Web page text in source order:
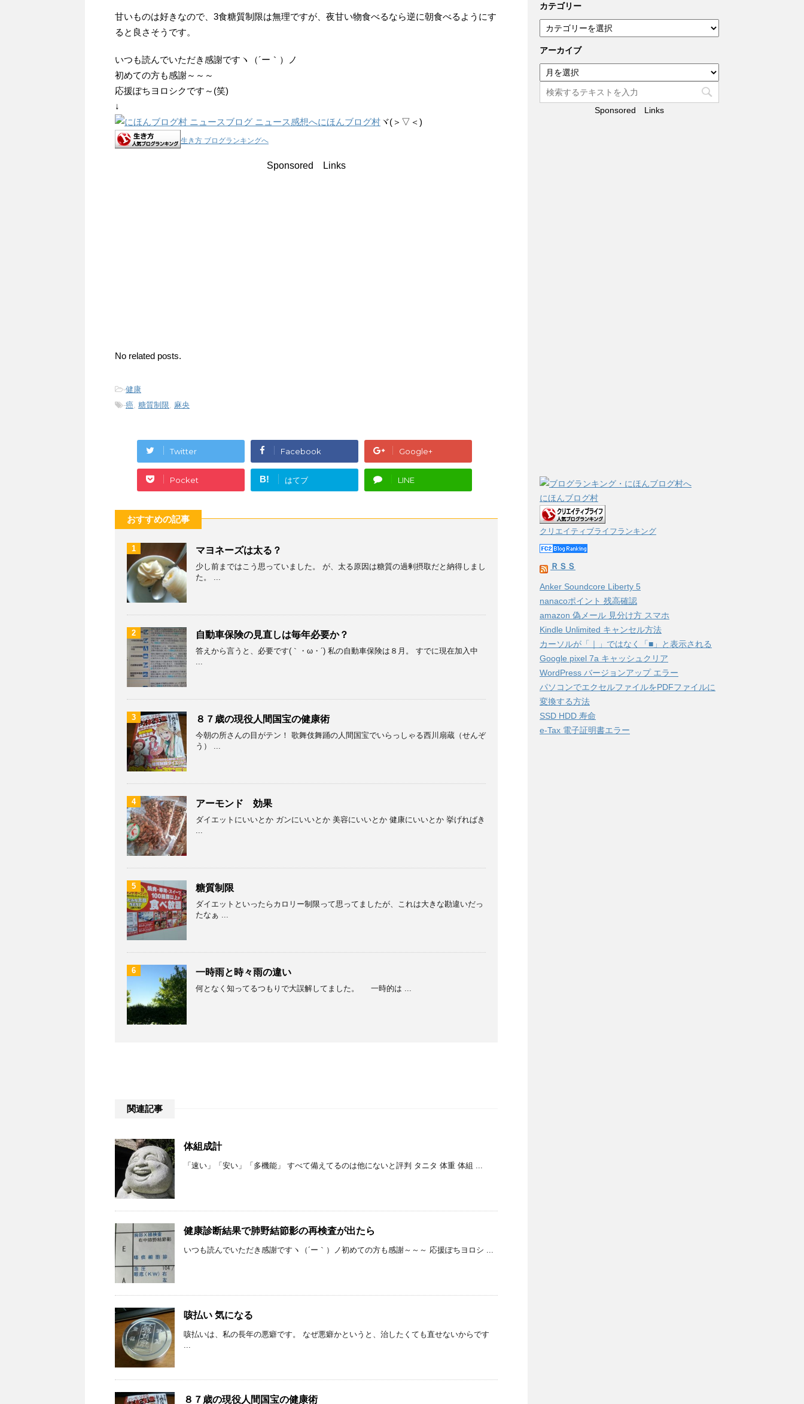
甘いものは好きなので、3食糖質制限は無理ですが、夜甘い物食べるなら逆に朝食べるようにす
ると良さそうです。
いつも読んでいただき感謝ですヽ（´ー｀）ノ
初めての方も感謝～～～
応援ぽちヨロシクです～(笑)
↓
にほんブログ村 ヾ(＞▽＜)
生き方 ブログランキングへ
Sponsored Links
No related posts.
-健康
-癌, 糖質制限, 麻央
Twitter Facebook Google+
Pocket B! はてブ LINE
おすすめの記事
1 マヨネーズは太る？
少し前まではこう思っていました。 が、太る原因は糖質の過剰摂取だと納得しまし
た。 ...
2 自動車保険の見直しは毎年必要か？
答えから言うと、必要です(｀・ω・´) 私の自動車保険は８月。 すでに現在加入中
...
3 ８７歳の現役人間国宝の健康術
今朝の所さんの目がテン！ 歌舞伎舞踊の人間国宝でいらっしゃる西川扇蔵（せんぞ
う） ...
4 アーモンド 効果
ダイエットにいいとか ガンにいいとか 美容にいいとか 健康にいいとか 挙げればき
...
5 糖質制限
ダイエットといったらカロリー制限って思ってましたが、これは大きな勘違いだっ
たなぁ ...
6 一時雨と時々雨の違い
何となく知ってるつもりで大誤解してました。 一時的は ...
関連記事
体組成計
「速い」「安い」「多機能」 すべて備えてるのは他にないと評判 タニタ 体重 体組 ...
健康診断結果で肺野結節影の再検査が出たら
いつも読んでいただき感謝ですヽ（´ー｀）ノ初めての方も感謝～～～ 応援ぽちヨロシ ...
咳払い 気になる
咳払いは、私の長年の悪癖です。 なぜ悪癖かというと、治したくても直せないからです
...
８７歳の現役人間国宝の健康術
カテゴリー
カ
テ
ゴ
ー
アーカイブ
ー
Sponsored Links
にほんブログ村
クリエイティブライフランキング
ＲＳＳ
Anker Soundcore Liberty 5
nanacoポイント 残高確認
amazon 偽メール 見分け方 スマホ
Kindle Unlimited キャンセル方法
カーソルが「｜」ではなく「■」と表示される
Google pixel 7a キャッシュクリア
WordPress バージョンアップ エラー
パソコンでエクセルファイルをPDFファイルに
変換する方法
SSD HDD 寿命
e-Tax 電子証明書エラー